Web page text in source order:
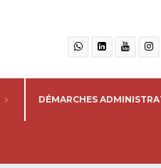
DÉMARCHES